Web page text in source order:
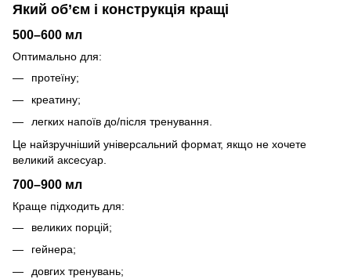
Який об’єм і конструкція кращі
500–600 мл
Оптимально для:
протеїну;
креатину;
легких напоїв до/після тренування.
Це найзручніший універсальний формат, якщо не хочете
великий аксесуар.
700–900 мл
Краще підходить для:
великих порцій;
гейнера;
довгих тренувань;